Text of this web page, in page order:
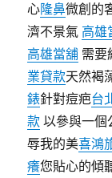
心隆鼻微創的
濟不景氣 高雄
高雄當舖 需要
業貸款天然褐
錶針對痘疤台
款 以參與一個
辱我的美喜鴻
癢您貼心的傾